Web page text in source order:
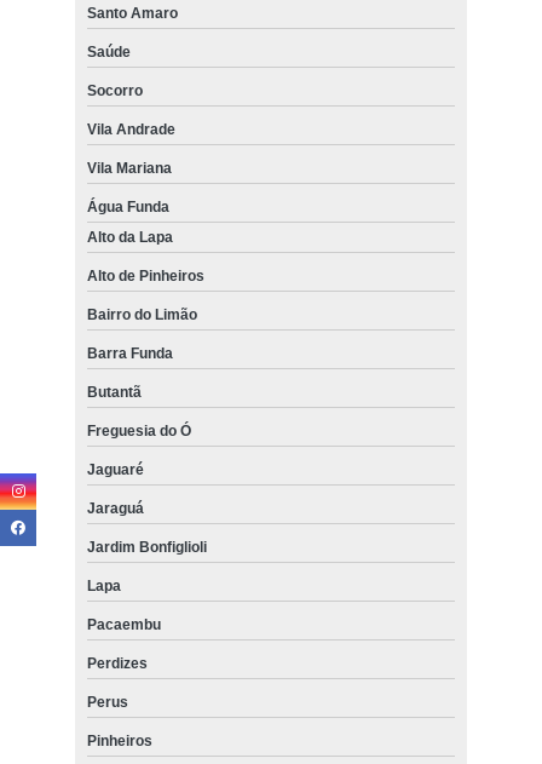
Santo Amaro
Saúde
Socorro
Vila Andrade
Vila Mariana
Água Funda
Alto da Lapa
Alto de Pinheiros
Bairro do Limão
Barra Funda
Butantã
Freguesia do Ó
Jaguaré
Jaraguá
Jardim Bonfiglioli
Lapa
Pacaembu
Perdizes
Perus
Pinheiros